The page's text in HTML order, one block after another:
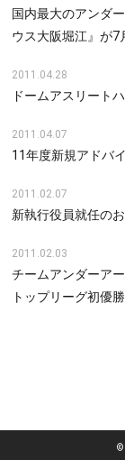
国内最大のアンダ
ウス大阪堀江』が7
2011.04.28
ドームアスリート
2011.04.07
11年度新規アドバ
2011.02.07
新執行役員就任の
2011.02.03
チームアンダーア
トップリーグ初優勝
©